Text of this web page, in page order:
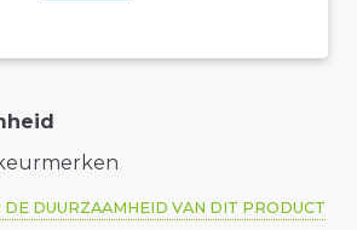
DE DUURZAAMHEID VAN DIT PRODUCT